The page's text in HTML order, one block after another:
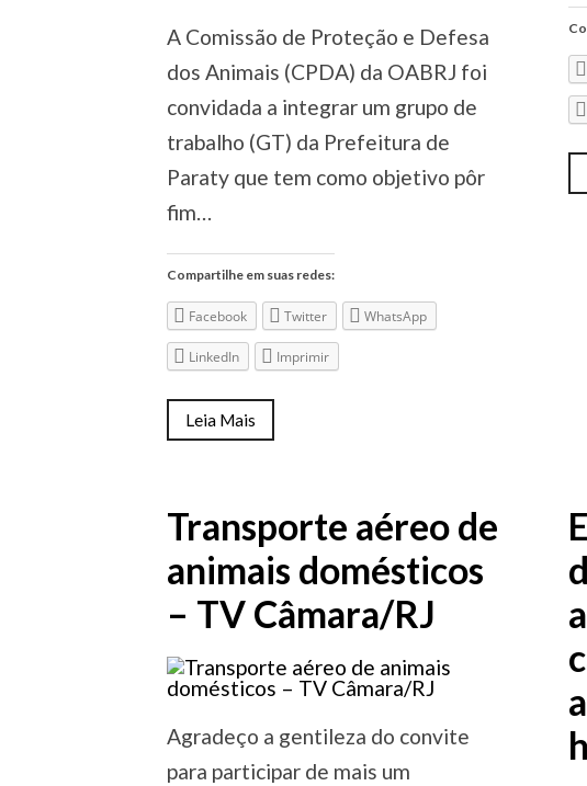
A Comissão de Proteção e Defesa
dos Animais (CPDA) da OABRJ foi
convidada a integrar um grupo de
trabalho (GT) da Prefeitura de
Paraty que tem como objetivo pôr
fim…
Compartilhe em suas redes:
Facebook Twitter WhatsApp
LinkedIn Imprimir
Leia Mais
Transporte aéreo de
animais domésticos
– TV Câmara/RJ
Agradeço a gentileza do convite
para participar de mais um